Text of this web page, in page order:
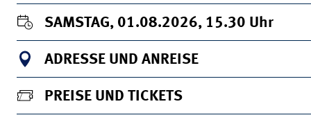
SAMSTAG, 01.08.2026, 15.30 Uhr
ADRESSE UND ANREISE
PREISE UND TICKETS